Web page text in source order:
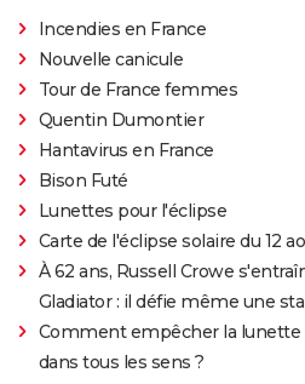
Incendies en France
Nouvelle canicule
Tour de France femmes
Quentin Dumontier
Hantavirus en France
Bison Futé
Lunettes pour l'éclipse
Carte de l'éclipse solaire du 12
À 62 ans, Russell Crowe
Gladiator : il défie même une
Comment empêcher la lunette
dans tous les sens ?